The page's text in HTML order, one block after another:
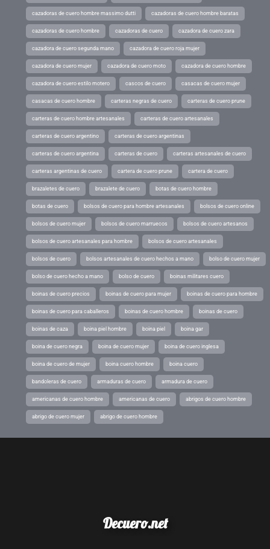
cazadoras de cuero hombre massimo dutti cazadoras de cuero hombre baratas
cazadoras de cuero hombre cazadoras de cuero cazadora de cuero zara
cazadora de cuero segunda mano cazadora de cuero roja mujer
cazadora de cuero mujer cazadora de cuero moto cazadora de cuero hombre
cazadora de cuero estilo motero cascos de cuero casacas de cuero mujer
casacas de cuero hombre carteras negras de cuero carteras de cuero prune
carteras de cuero hombre artesanales carteras de cuero artesanales
carteras de cuero argentino carteras de cuero argentinas
carteras de cuero argentina carteras de cuero carteras artesanales de cuero
carteras argentinas de cuero cartera de cuero prune cartera de cuero
brazaletes de cuero brazalete de cuero botas de cuero hombre
botas de cuero bolsos de cuero para hombre artesanales bolsos de cuero online
bolsos de cuero mujer bolsos de cuero marruecos bolsos de cuero artesanos
bolsos de cuero artesanales para hombre bolsos de cuero artesanales
bolsos de cuero bolsos artesanales de cuero hechos a mano bolso de cuero mujer
bolso de cuero hecho a mano bolso de cuero boinas militares cuero
boinas de cuero precios boinas de cuero para mujer boinas de cuero para hombre
boinas de cuero para caballeros boinas de cuero hombre boinas de cuero
boinas de caza boina piel hombre boina piel boina gar
boina de cuero negra boina de cuero mujer boina de cuero inglesa
boina de cuero de mujer boina cuero hombre boina cuero
bandoleras de cuero armaduras de cuero armadura de cuero
americanas de cuero hombre americanas de cuero abrigos de cuero hombre
abrigo de cuero mujer abrigo de cuero hombre
Decuero.net